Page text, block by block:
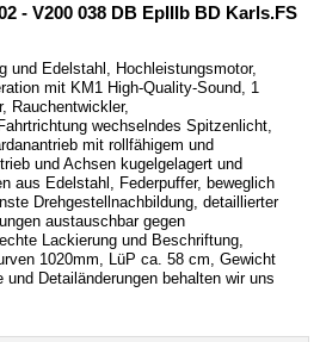
- V200 038 DB EpIIIb BD Karls.FS
und Edelstahl, Hochleistungsmotor,
mit KM1 High-Quality-Sound, 1
Rauchentwickler,
wechselndes Spitzenlicht,
mit rollfähigem und
und Achsen kugelgelagert und
aus Edelstahl, Federpuffer, beweglich
Drehgestellnachbildung, detaillierter
austauschbar gegen
Lackierung und Beschriftung,
1020mm, LüP ca. 58 cm, Gewicht
Detailänderungen behalten wir uns